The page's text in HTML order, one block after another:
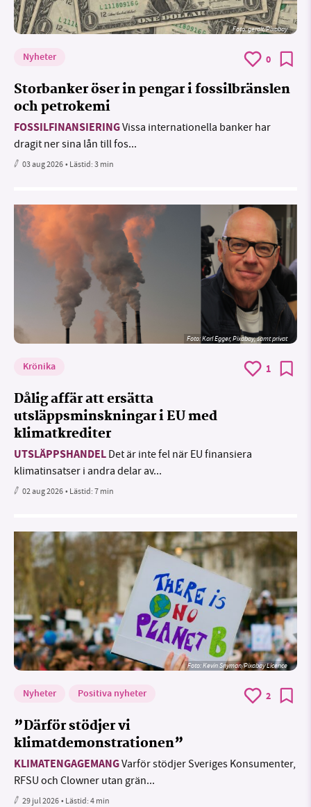
Foto:geralt/Pixabay
Nyheter 0
Storbanker öser in pengar i fossilbränslen
och petrokemi
FOSSILFINANSIERINGVissa internationella banker har
dragit ner sina lån till fos...
03 aug 2026• Lästid:3 min
Foto:Karl Egger, Pixabay, samt privat
Krönika 1
Dålig affär att ersätta
utsläppsminskningar i EU med
klimatkrediter
UTSLÄPPSHANDEL Det är inte fel när EU finansiera
klimatinsatser i andra delar av...
02 aug 2026• Lästid:7 min
Foto:Kevin Snyman/Pixabay Licence
Nyheter Positiva nyheter 2
”Därför stödjer vi
klimatdemonstrationen”
KLIMATENGAGEMANGVarför stödjer Sveriges Konsumenter,
RFSU och Clowner utan grän...
29 jul 2026• Lästid:4 min